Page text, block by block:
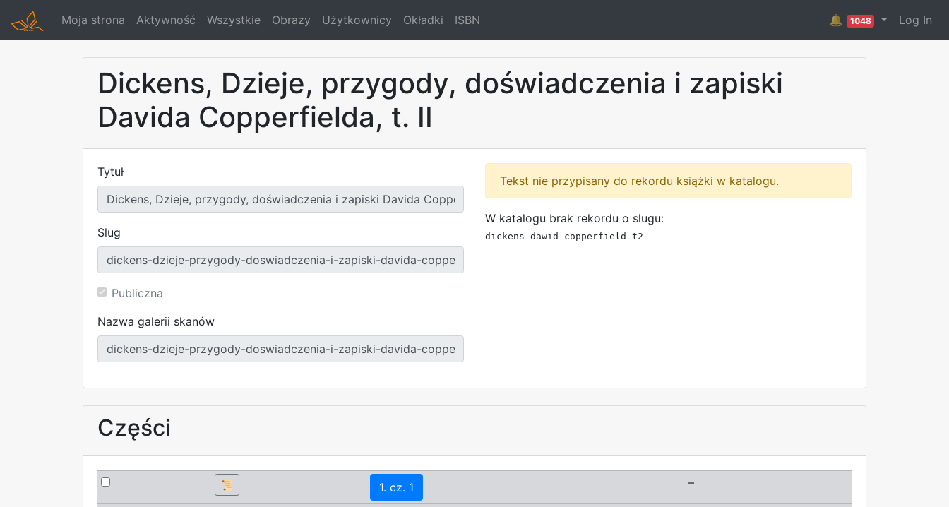
Moja strona Aktywność Wszystkie Obrazy Użytkownicy Okładki ISBN 🔔 1048 Log In
Dickens, Dzieje, przygody, doświadczenia i zapiski
Davida Copperfielda, t. II
Tytuł
Slug
Publiczna
Nazwa galerii skanów
Tekst nie przypisany do rekordu książki w katalogu.
W katalogu brak rekordu o slugu:
dickens-dawid-copperfield-t2
Części
📜 1. cz. 1 –